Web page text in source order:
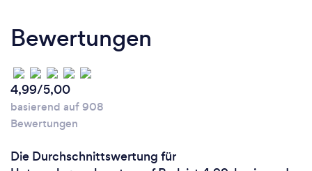
Bewertungen
4,99/5,00
basierend auf 908
Bewertungen
Die Durchschnittswertung für